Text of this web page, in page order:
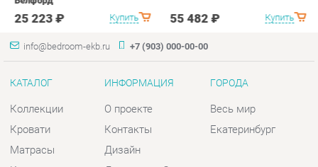
Коллекции
Кровати
Матрасы
Комоды
Шкафы
Контакты
Дизайн
Доставка и Оплата
Скидки и Акции
Екатеринбург